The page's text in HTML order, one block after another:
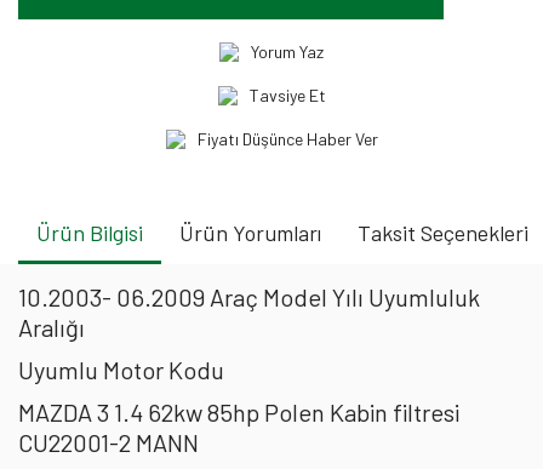
Yorum Yaz
Tavsiye Et
Fiyatı Düşünce Haber Ver
Ürün Bilgisi Ürün Yorumları Taksit Seçenekleri
10.2003- 06.2009 Araç Model Yılı Uyumluluk
Aralığı
Uyumlu Motor Kodu
MAZDA 3 1.4 62kw 85hp Polen Kabin filtresi
CU22001-2 MANN